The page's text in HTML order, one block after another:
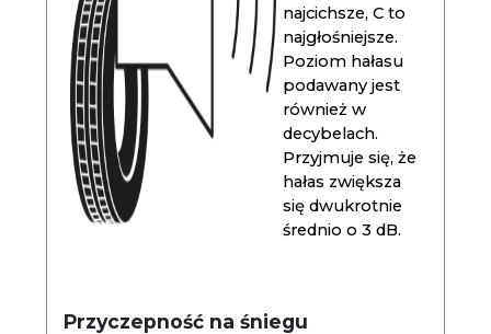
najcichsze, C to
najgłośniejsze.
Poziom hałasu
podawany jest
również w
decybelach.
Przyjmuje się, że
hałas zwiększa
się dwukrotnie
średnio o 3 dB.
Przyczepność na śniegu